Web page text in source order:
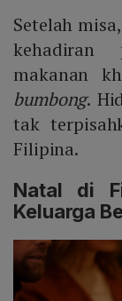
Setelah
kehadiran
makanan
bumbong.
tak
Filipina.
Natal di
Keluarga